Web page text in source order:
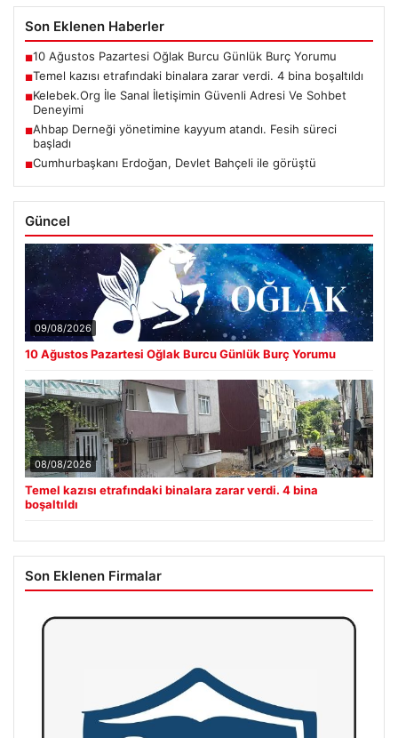
Son Eklenen Haberler
■10 Ağustos Pazartesi Oğlak Burcu Günlük Burç Yorumu
■Temel kazısı etrafındaki binalara zarar verdi. 4 bina boşaltıldı
■Kelebek.Org İle Sanal İletişimin Güvenli Adresi Ve Sohbet
Deneyimi
■Ahbap Derneği yönetimine kayyum atandı. Fesih süreci
başladı
■Cumhurbaşkanı Erdoğan, Devlet Bahçeli ile görüştü
Güncel
09/08/2026
10 Ağustos Pazartesi Oğlak Burcu Günlük Burç Yorumu
08/08/2026
Temel kazısı etrafındaki binalara zarar verdi. 4 bina
boşaltıldı
Son Eklenen Firmalar